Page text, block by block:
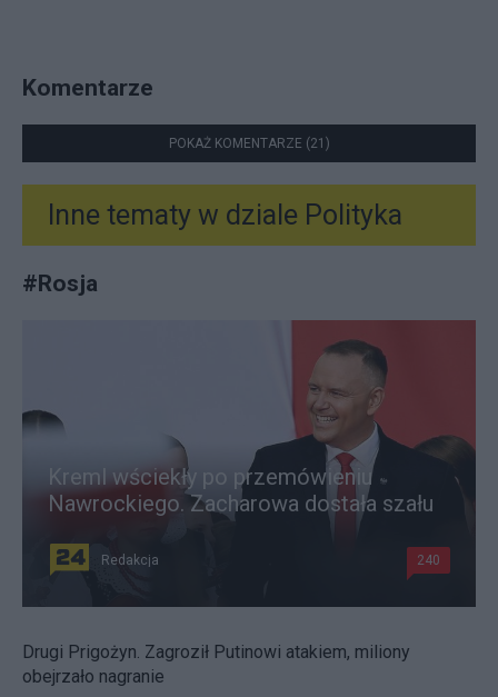
Komentarze
POKAŻ KOMENTARZE (21)
Inne tematy w dziale Polityka
#Rosja
Kreml wściekły po przemówieniu
Nawrockiego. Zacharowa dostała szału
Redakcja 240
Drugi Prigożyn. Zagroził Putinowi atakiem, miliony
obejrzało nagranie